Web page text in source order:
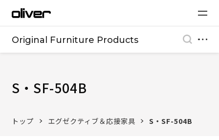
Original Furniture Products
S・SF-504B
トップ エグゼクティブ＆応接家具 S・SF-504B